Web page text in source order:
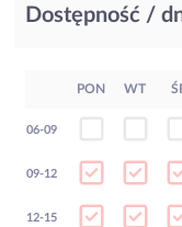
Dostępność /
PON WT
06-09
09-12
12-15